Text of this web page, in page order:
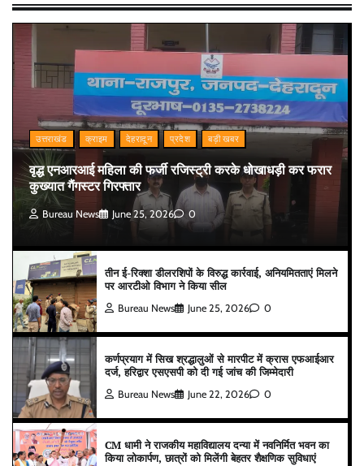
उत्तराखंड क्राइम देहरादून प्रदेश बड़ी खबर
वृद्ध एनआरआई महिला की फर्जी रजिस्ट्री करके धोखाधड़ी कर फरार
कुख्यात गैंगस्टर गिरफ्तार
Bureau News June 25, 2026 0
तीन ई-रिक्शा डीलरशिपों के विरुद्ध कार्रवाई, अनियमितताएं मिलने
पर आरटीओ विभाग ने किया सील
Bureau News June 25, 2026 0
कर्णप्रयाग में सिख श्रद्धालुओं से मारपीट में क्रास एफआईआर
दर्ज, हरिद्वार एसएसपी को दी गई जांच की जिम्मेदारी
Bureau News June 22, 2026 0
CM धामी ने राजकीय महाविद्यालय दन्या में नवनिर्मित भवन का
किया लोकार्पण, छात्रों को मिलेंगी बेहतर शैक्षणिक सुविधाएं